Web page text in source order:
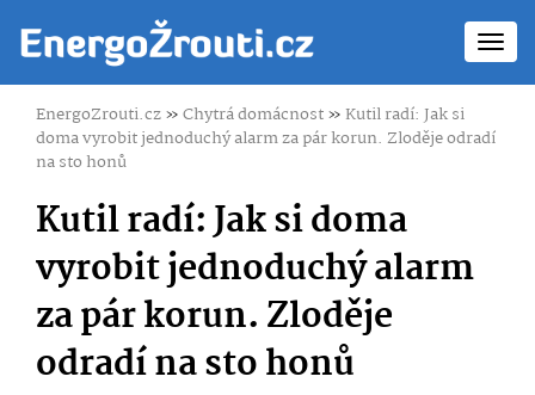
EnergoZrouti.cz»Chytrá domácnost»Kutil radí: Jak si
doma vyrobit jednoduchý alarm za pár korun. Zloděje odradí
na sto honů
Kutil radí: Jak si doma
vyrobit jednoduchý alarm
za pár korun. Zloděje
odradí na sto honů